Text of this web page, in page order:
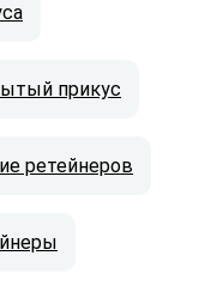
прикус
ретейнеров